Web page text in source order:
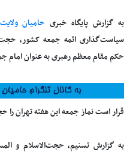
به گزارش پایگاه خبری حامیان ولایت
سیاست‌گذاری ائمه جمعه کشور،
حکم مقام معظم رهبری به عنوان
قرار است نماز جمعه این هفته تهران را
به گزارش تسنیم، حجت‌الاسلام و